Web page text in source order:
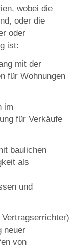
wobei die
oder die
oder
ist:
mit der
für Wohnungen
im
für Verkäufe
baulichen
als
und
neuer
von